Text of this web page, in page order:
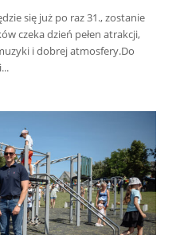
się już po raz 31., zostanie
czeka dzień pełen atrakcji,
i dobrej atmosfery.Do